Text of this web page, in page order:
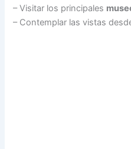
– Visitar los principales
– Contemplar las vistas